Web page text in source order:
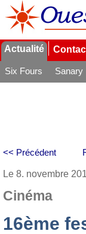
Actualité
Six Fours Sanary
<< Précédent
Le 8. novembre
Cinéma
16ème